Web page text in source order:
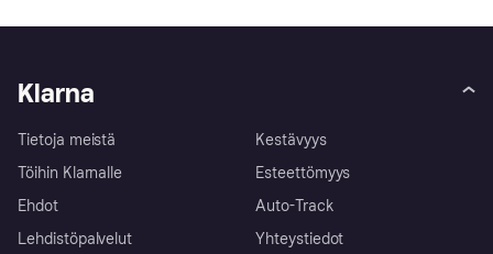
Klarna
Tietoja meistä
Töihin Klarnalle
Ehdot
Lehdistöpalvelut
Kestävyys
Esteettömyys
Auto-Track
Yhteystiedot